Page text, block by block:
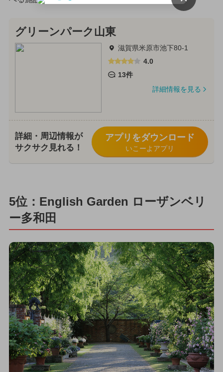
グリーンパーク山東
滋賀県米原市池下80-1
4.0
13件
詳細情報を見る
詳細・周辺情報が
サクサク見れる！
アプリをダウンロード
いこーよアプリ
5位：English Garden ローザンベリ
ー多和田